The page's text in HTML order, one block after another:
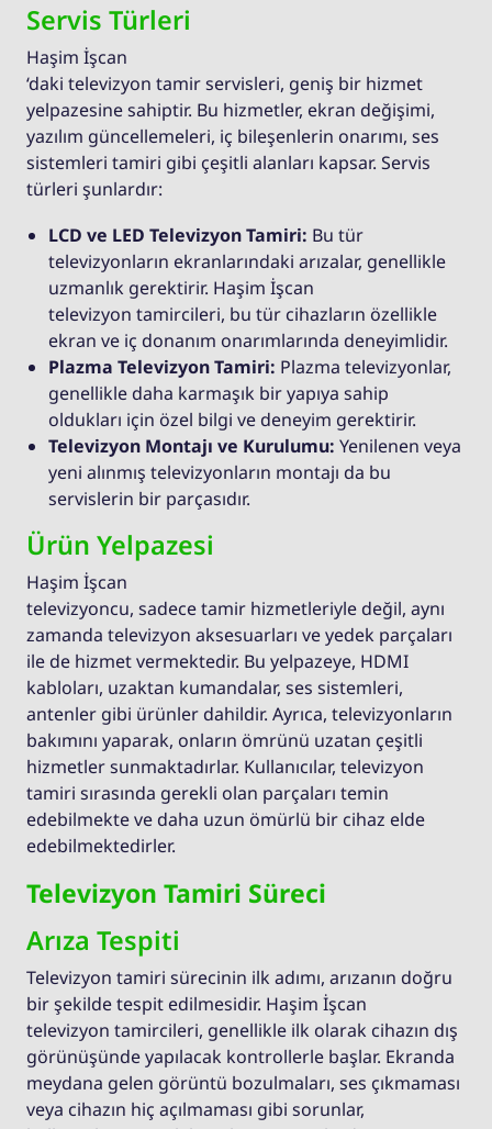
Servis Türleri
Haşim İşcan
‘daki televizyon tamir servisleri, geniş bir hizmet
yelpazesine sahiptir. Bu hizmetler, ekran değişimi,
yazılım güncellemeleri, iç bileşenlerin onarımı, ses
sistemleri tamiri gibi çeşitli alanları kapsar. Servis
türleri şunlardır:
LCD ve LED Televizyon Tamiri: Bu tür
televizyonların ekranlarındaki arızalar, genellikle
uzmanlık gerektirir. Haşim İşcan
televizyon tamircileri, bu tür cihazların özellikle
ekran ve iç donanım onarımlarında deneyimlidir.
Plazma Televizyon Tamiri: Plazma televizyonlar,
genellikle daha karmaşık bir yapıya sahip
oldukları için özel bilgi ve deneyim gerektirir.
Televizyon Montajı ve Kurulumu: Yenilenen veya
yeni alınmış televizyonların montajı da bu
servislerin bir parçasıdır.
Ürün Yelpazesi
Haşim İşcan
televizyoncu, sadece tamir hizmetleriyle değil, aynı
zamanda televizyon aksesuarları ve yedek parçaları
ile de hizmet vermektedir. Bu yelpazeye, HDMI
kabloları, uzaktan kumandalar, ses sistemleri,
antenler gibi ürünler dahildir. Ayrıca, televizyonların
bakımını yaparak, onların ömrünü uzatan çeşitli
hizmetler sunmaktadırlar. Kullanıcılar, televizyon
tamiri sırasında gerekli olan parçaları temin
edebilmekte ve daha uzun ömürlü bir cihaz elde
edebilmektedirler.
Televizyon Tamiri Süreci
Arıza Tespiti
Televizyon tamiri sürecinin ilk adımı, arızanın doğru
bir şekilde tespit edilmesidir. Haşim İşcan
televizyon tamircileri, genellikle ilk olarak cihazın dış
görünüşünde yapılacak kontrollerle başlar. Ekranda
meydana gelen görüntü bozulmaları, ses çıkmaması
veya cihazın hiç açılmaması gibi sorunlar,